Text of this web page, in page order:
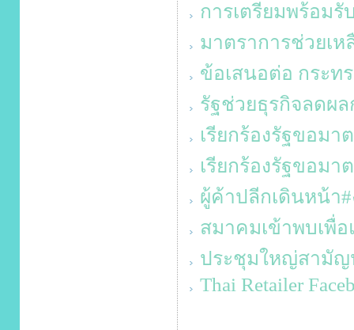
การเตรียมพร้อมรั
มาตราการช่วยเ
ข้อเสนอต่อ กระท
รัฐช่วยธุรกิจลดผ
เรียกร้องรัฐขอมา
เรียกร้องรัฐขอมา
ผู้ค้าปลีกเดินหน้า
สมาคมเข้าพบเพื่
ประชุมใหญ่สามัญ
Thai Retailer